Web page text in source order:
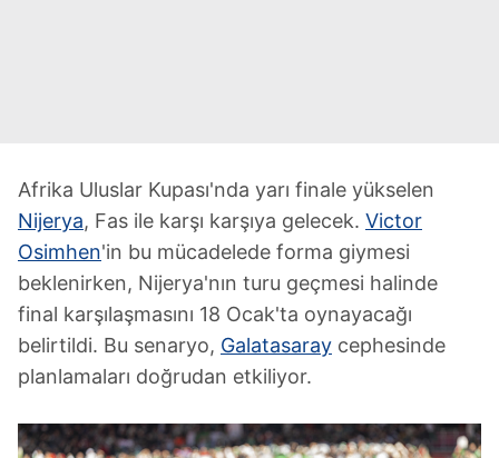
Afrika Uluslar Kupası'nda yarı finale yükselen
Nijerya, Fas ile karşı karşıya gelecek. Victor
Osimhen'in bu mücadelede forma giymesi
beklenirken, Nijerya'nın turu geçmesi halinde
final karşılaşmasını 18 Ocak'ta oynayacağı
belirtildi. Bu senaryo, Galatasaray cephesinde
planlamaları doğrudan etkiliyor.